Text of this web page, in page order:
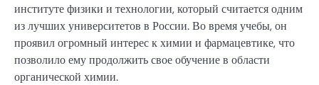
институте физики и технологии, который считается одним
из лучших университетов в России. Во время учебы, он
проявил огромный интерес к химии и фармацевтике, что
позволило ему продолжить свое обучение в области
органической химии.